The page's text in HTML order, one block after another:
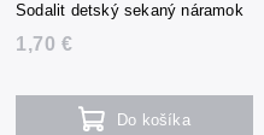
Sodalit detský sekaný náramok
1,70 €
Do košíka